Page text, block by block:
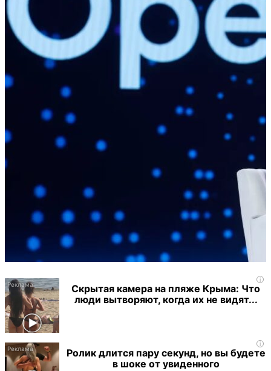
i
Скрытая камера на пляже Крыма: Что
люди вытворяют, когда их не видят...
i
Ролик длится пару секунд, но вы будете
в шоке от увиденного